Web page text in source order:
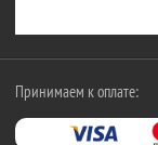
Принимаем к оплате: